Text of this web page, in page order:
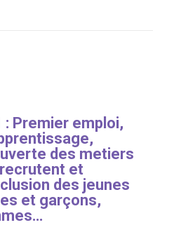
: Premier emploi,
des metiers
et
des jeunes
et garçons,